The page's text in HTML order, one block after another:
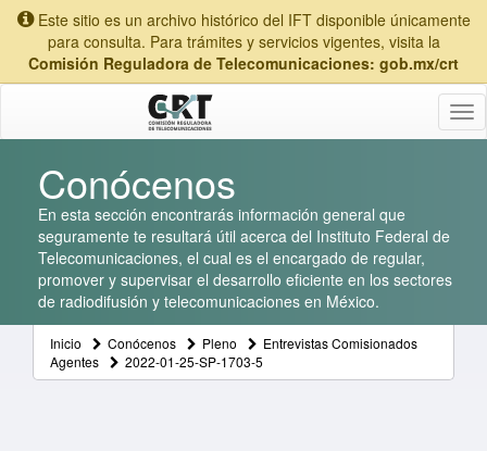
Este sitio es un archivo histórico del IFT disponible únicamente
para consulta. Para trámites y servicios vigentes, visita la
Comisión Reguladora de Telecomunicaciones: gob.mx/crt
Conócenos
En esta sección encontrarás información general que
seguramente te resultará útil acerca del Instituto Federal de
Telecomunicaciones, el cual es el encargado de regular,
promover y supervisar el desarrollo eficiente en los sectores
de radiodifusión y telecomunicaciones en México.
Inicio Conócenos Pleno
Entrevistas Comisionados
Agentes
2022-01-25-SP-1703-5